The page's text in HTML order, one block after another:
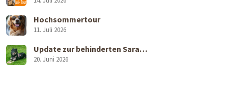
Hochsommertour
11. Juli 2026
Update zur behinderten Sara…
20. Juni 2026